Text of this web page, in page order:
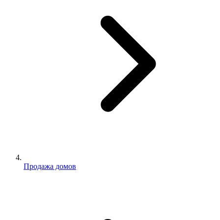
Продажа домов